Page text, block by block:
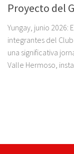
Proyecto del
Yungay, junio 2026:
integrantes del
una significativa
Valle Hermoso,